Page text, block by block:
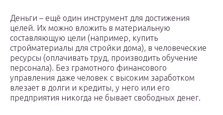
Деньги – ещё один инструмент для достижения
целей. Их можно вложить в материальную
составляющую цели (например, купить
стройматериалы для стройки дома), в человеческие
ресурсы (оплачивать труд, производить обучение
персонала). Без грамотного финансового
управления даже человек с высоким заработком
влезает в долги и кредиты, у него или его
предприятия никогда не бывает свободных денег.